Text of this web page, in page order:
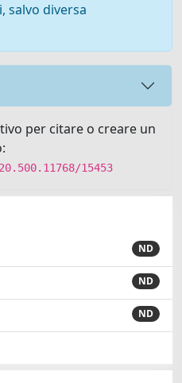
salvo diversa
per citare o creare un
15453
ND
ND
ND